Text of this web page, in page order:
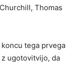
Thomas
koncu tega prvega
ugotovitvijo, da